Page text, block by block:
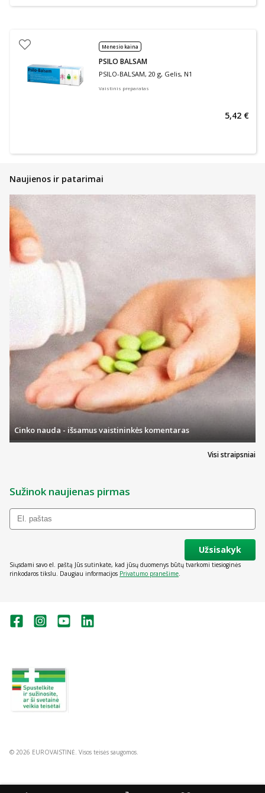
Mėnesio kaina
PSILO BALSAM
PSILO-BALSAM, 20 g, Gelis, N1
Vaistinis preparatas
5,42 €
Naujienos ir patarimai
Visi straipsniai
Cinko nauda - išsamus vaistininkės komentaras
Sužinok naujienas pirmas
Užsisakyk
Siųsdami savo el. paštą Jūs sutinkate, kad jūsų duomenys būtų tvarkomi tiesioginės
rinkodaros tikslu. Daugiau informacijos Privatumo pranešime.
© 2026 EUROVAISTINĖ. Visos teisės saugomos.